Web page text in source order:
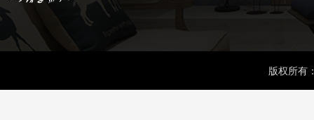
版权所有